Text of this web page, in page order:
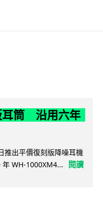
耳筒 沿用六年
推出平價復刻版降噪耳機
WH-1000XM4...
閱讀